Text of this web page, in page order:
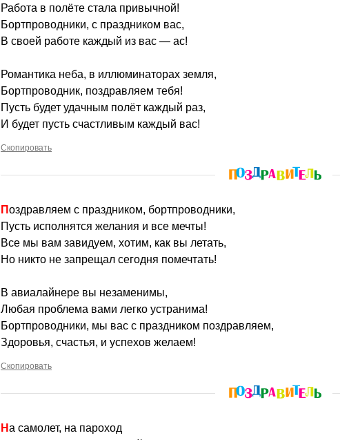
Работа в полёте стала привычной!
Бортпроводники, с праздником вас,
В своей работе каждый из вас — ас!
Романтика неба, в иллюминаторах земля,
Бортпроводник, поздравляем тебя!
Пусть будет удачным полёт каждый раз,
И будет пусть счастливым каждый вас!
Скопировать
Поздравляем с праздником, бортпроводники,
Пусть исполнятся желания и все мечты!
Все мы вам завидуем, хотим, как вы летать,
Но никто не запрещал сегодня помечтать!
В авиалайнере вы незаменимы,
Любая проблема вами легко устранима!
Бортпроводники, мы вас с праздником поздравляем,
Здоровья, счастья, и успехов желаем!
Скопировать
На самолет, на пароход